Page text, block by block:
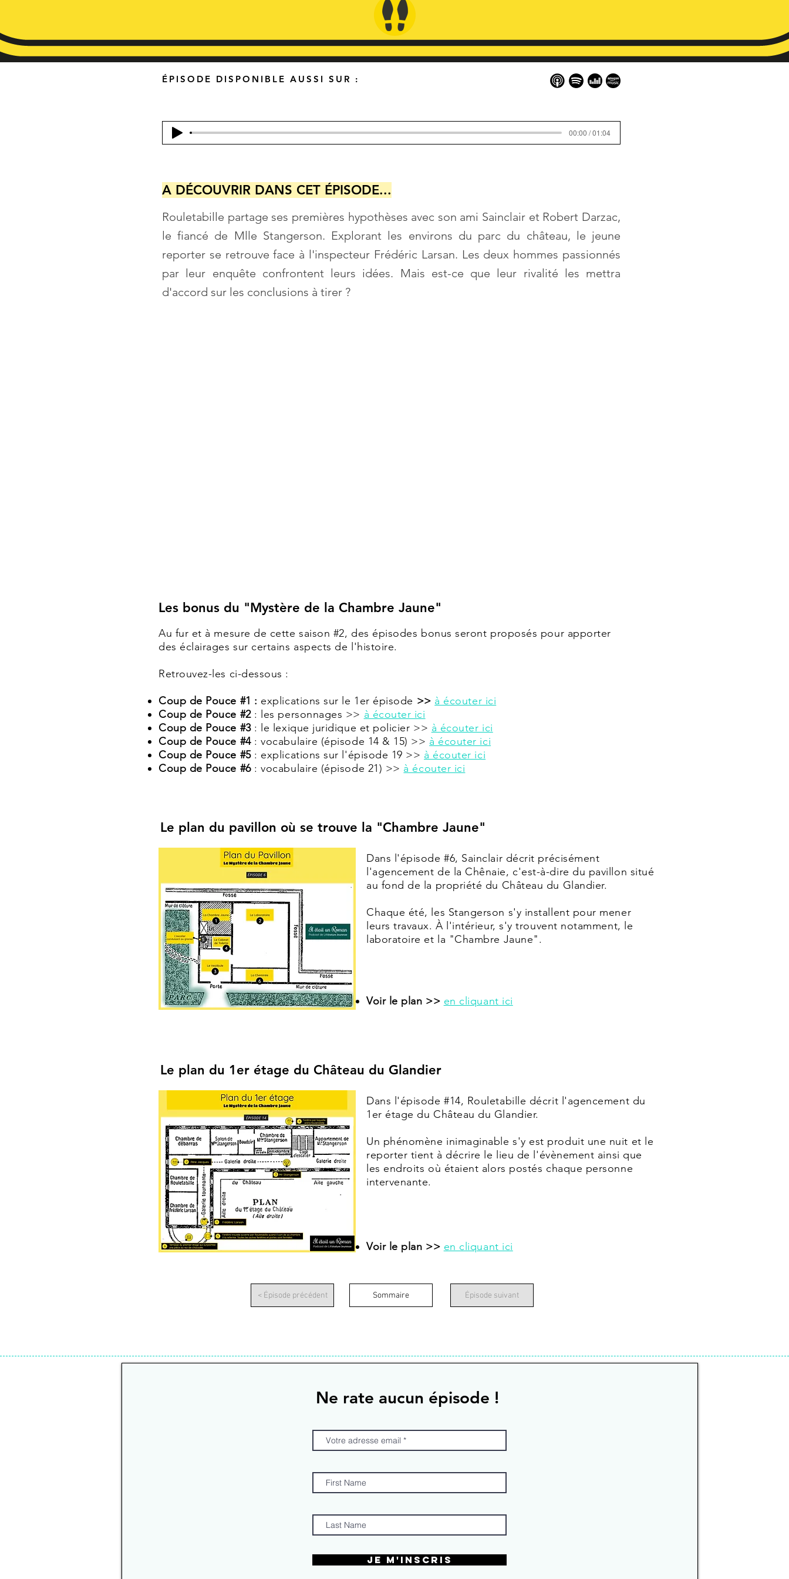
ÉPISODE DISPONIBLE AUSSI SUR :
00:00 / 01:04
A DÉCOUVRIR DANS CET ÉPISODE...
Rouletabille partage ses premières hypothèses avec son ami Sainclair et Robert Darzac,
le fiancé de Mlle Stangerson. Explorant les environs du parc du château, le jeune
reporter se retrouve face à l'inspecteur Frédéric Larsan. Les deux hommes passionnés
par leur enquête confrontent leurs idées. Mais est-ce que leur rivalité les mettra
d'accord sur les conclusions à tirer ?
Les bonus du "Mystère de la Chambre Jaune"
Au fur et à mesure de cette saison #2, des épisodes bonus seront proposés pour apporter
des éclairages sur certains aspects de l'histoire.
Retrouvez-les ci-dessous :
Coup de Pouce #1 : explications sur le 1er épisode >> à écouter ici
Coup de Pouce #2: les personnages >> à écouter ici
Coup de Pouce #3: le lexique juridique et policier >> à écouter ici
Coup de Pouce #4: vocabulaire (épisode 14 & 15) >> à écouter ici
Coup de Pouce #5: explications sur l'épisode 19 >> à écouter ici
Coup de Pouce #6: vocabulaire (épisode 21) >> à écouter ici
Le plan du pavillon où se trouve la "Chambre Jaune"
Dans l'épisode #6, Sainclair décrit précisément
l'agencement de la Chênaie, c'est-à-dire du pavillon situé
au fond de la propriété du Château du Glandier.
Chaque été, les Stangerson s'y installent pour mener
leurs travaux. À l'intérieur, s'y trouvent notamment, le
laboratoire et la "Chambre Jaune".
Voir le plan >> en cliquant ici
Le plan du 1er étage du Château du Glandier
Dans l'épisode #14, Rouletabille décrit l'agencement du
1er étage du Château du Glandier.
Un phénomène inimaginable s'y est produit une nuit et le
reporter tient à décrire le lieu de l'évènement ainsi que
les endroits où étaient alors postés chaque personne
intervenante.
Voir le plan >> en cliquant ici
< Épisode précédent Sommaire Épisode suivant
Ne rate aucun épisode !
Je m'inscris